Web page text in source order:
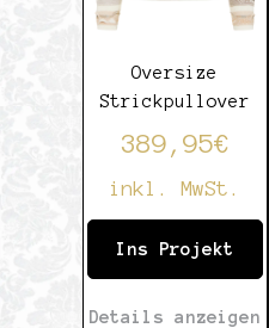
Oversize
Strickpullover
389,95€
inkl. MwSt.
Ins Projekt
Details anzeigen